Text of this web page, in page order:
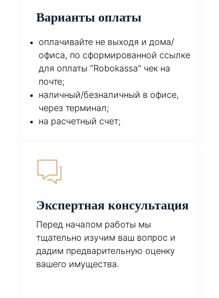
Варианты оплаты
оплачивайте не выходя и дома/
офиса, по сформированной ссылке
для оплаты "Robokassa" чек на
почте;
наличный/безналичный в офисе,
через терминал;
на расчетный счет;
Экспертная консультация
Перед началом работы мы
тщательно изучим ваш вопрос и
дадим предварительную оценку
вашего имущества.